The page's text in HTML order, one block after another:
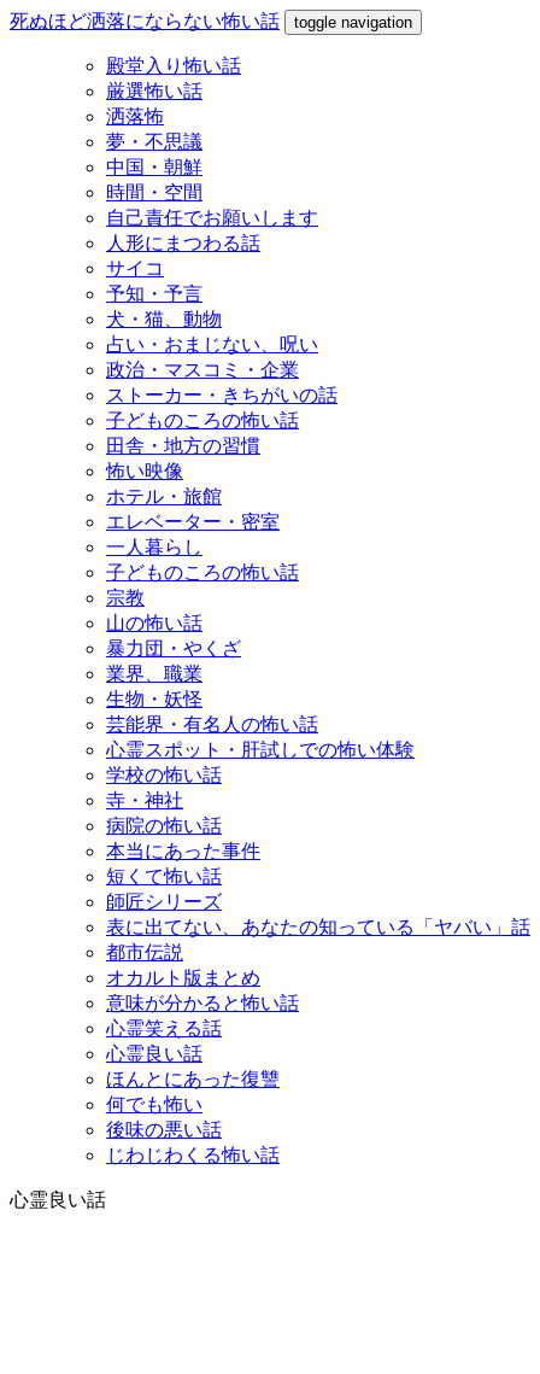
死ぬほど洒落にならない怖い話 toggle navigation
殿堂入り怖い話
厳選怖い話
洒落怖
夢・不思議
中国・朝鮮
時間・空間
自己責任でお願いします
人形にまつわる話
サイコ
予知・予言
犬・猫、動物
占い・おまじない、呪い
政治・マスコミ・企業
ストーカー・きちがいの話
子どものころの怖い話
田舎・地方の習慣
怖い映像
ホテル・旅館
エレベーター・密室
一人暮らし
子どものころの怖い話
宗教
山の怖い話
暴力団・やくざ
業界、職業
生物・妖怪
芸能界・有名人の怖い話
心霊スポット・肝試しでの怖い体験
学校の怖い話
寺・神社
病院の怖い話
本当にあった事件
短くて怖い話
師匠シリーズ
表に出てない、あなたの知っている「ヤバい」話
都市伝説
オカルト版まとめ
意味が分かると怖い話
心霊笑える話
心霊良い話
ほんとにあった復讐
何でも怖い
後味の悪い話
じわじわくる怖い話
心霊良い話